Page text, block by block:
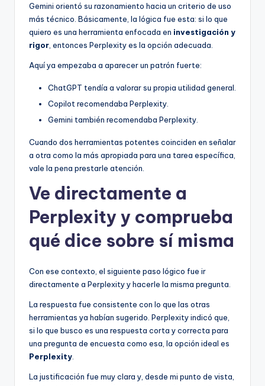
Gemini orientó su razonamiento hacia un criterio de uso
más técnico. Básicamente, la lógica fue esta: si lo que
quiero es una herramienta enfocada en investigación y
rigor , entonces Perplexity es la opción adecuada.
Aquí ya empezaba a aparecer un patrón fuerte:
ChatGPT tendía a valorar su propia utilidad general.
Copilot recomendaba Perplexity.
Gemini también recomendaba Perplexity.
Cuando dos herramientas potentes coinciden en señalar
a otra como la más apropiada para una tarea específica,
vale la pena prestarle atención.
Ve directamente a
Perplexity y comprueba
qué dice sobre sí misma
Con ese contexto, el siguiente paso lógico fue ir
directamente a Perplexity y hacerle la misma pregunta.
La respuesta fue consistente con lo que las otras
herramientas ya habían sugerido. Perplexity indicó que,
si lo que busco es una respuesta corta y correcta para
una pregunta de encuesta como esa, la opción ideal es
Perplexity
La justificación fue muy clara y, desde mi punto de vista,